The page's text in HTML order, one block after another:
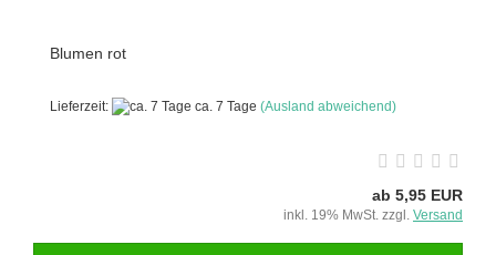
Blumen rot
Lieferzeit: ca. 7 Tage (Ausland abweichend)
ab 5,95 EUR
inkl. 19% MwSt. zzgl. Versand